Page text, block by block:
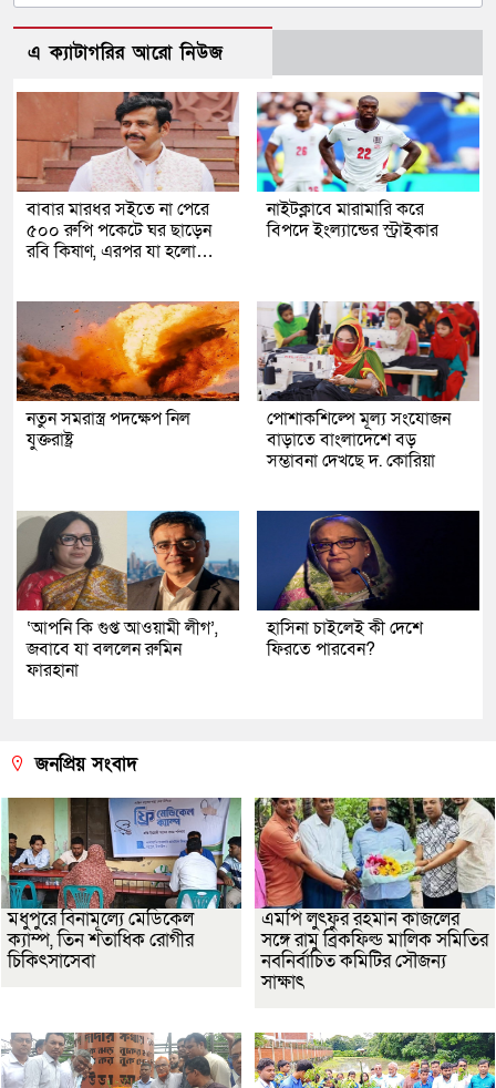
এ ক্যাটাগরির আরো নিউজ
বাবার মারধর সইতে না পেরে
৫০০ রুপি পকেটে ঘর ছাড়েন
রবি কিষাণ, এরপর যা হলো…
নাইটক্লাবে মারামারি করে
বিপদে ইংল্যান্ডের স্ট্রাইকার
নতুন সমরাস্ত্র পদক্ষেপ নিল
যুক্তরাষ্ট্র
পোশাকশিল্পে মূল্য সংযোজন
বাড়াতে বাংলাদেশে বড়
সম্ভাবনা দেখছে দ. কোরিয়া
‘আপনি কি গুপ্ত আওয়ামী লীগ’,
জবাবে যা বললেন রুমিন
ফারহানা
হাসিনা চাইলেই কী দেশে
ফিরতে পারবেন?
জনপ্রিয় সংবাদ
মধুপুরে বিনামূল্যে মেডিকেল
ক্যাম্প, তিন শতাধিক রোগীর
চিকিৎসাসেবা
এমপি লুৎফুর রহমান কাজলের
সঙ্গে রামু ব্রিকফিল্ড মালিক সমিতির
নবনির্বাচিত কমিটির সৌজন্য
সাক্ষাৎ